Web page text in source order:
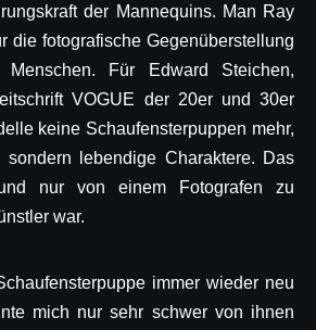
der Mannequins. Man Ray
die fotografische Gegenüberstellung
Für Edward Steichen,
VOGUE der 20er und 30er
keine Schaufensterpuppen mehr,
lebendige Charaktere. Das
nur von einem Fotografen zu
war.
immer wieder neu
mich nur sehr schwer von ihnen